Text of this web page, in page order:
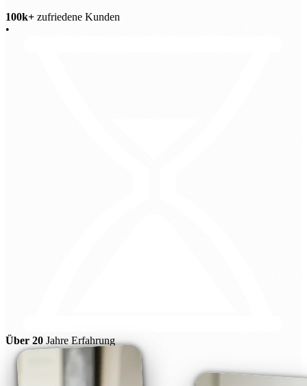
100k+ zufriedene Kunden
•
Über 20 Jahre Erfahrung